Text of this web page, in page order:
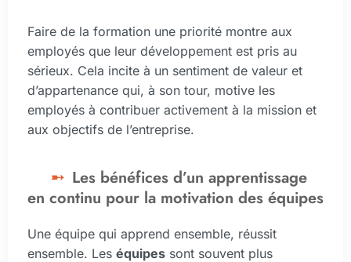
Faire de la formation une priorité montre aux
employés que leur développement est pris au
sérieux. Cela incite à un sentiment de valeur et
d’appartenance qui, à son tour, motive les
employés à contribuer activement à la mission et
aux objectifs de l’entreprise.
Les bénéfices d’un apprentissage
en continu pour la motivation des équipes
Une équipe qui apprend ensemble, réussit
ensemble. Les équipes sont souvent plus